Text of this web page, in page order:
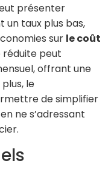
présenter
un taux plus bas,
sur le coût
réduite peut
offrant une
le
de simplifier
ne s’adressant